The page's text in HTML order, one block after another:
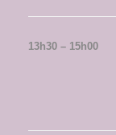
13h30 – 15h00